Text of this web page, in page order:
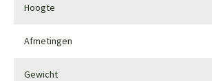
Hoogte
Afmetingen
Gewicht